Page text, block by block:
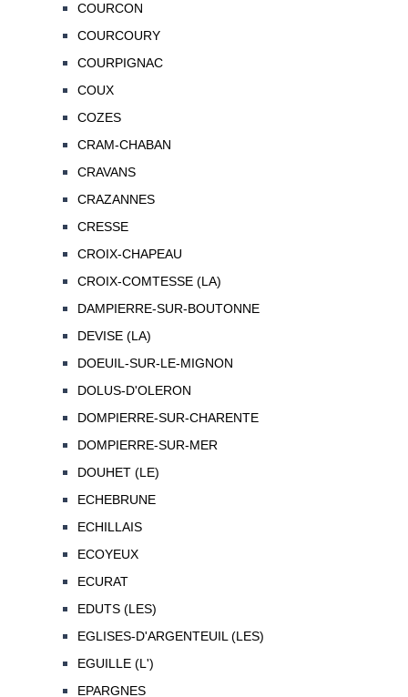
COURCON
COURCOURY
COURPIGNAC
COUX
COZES
CRAM-CHABAN
CRAVANS
CRAZANNES
CRESSE
CROIX-CHAPEAU
CROIX-COMTESSE (LA)
DAMPIERRE-SUR-BOUTONNE
DEVISE (LA)
DOEUIL-SUR-LE-MIGNON
DOLUS-D'OLERON
DOMPIERRE-SUR-CHARENTE
DOMPIERRE-SUR-MER
DOUHET (LE)
ECHEBRUNE
ECHILLAIS
ECOYEUX
ECURAT
EDUTS (LES)
EGLISES-D'ARGENTEUIL (LES)
EGUILLE (L')
EPARGNES